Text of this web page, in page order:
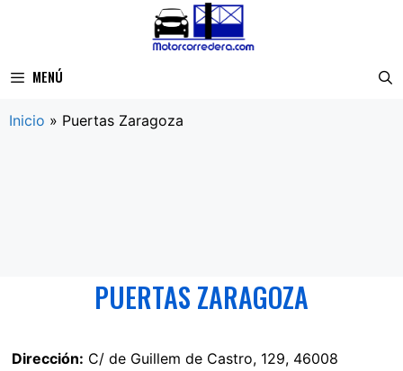
MENÚ
Inicio » Puertas Zaragoza
PUERTAS ZARAGOZA
Dirección: C/ de Guillem de Castro, 129, 46008